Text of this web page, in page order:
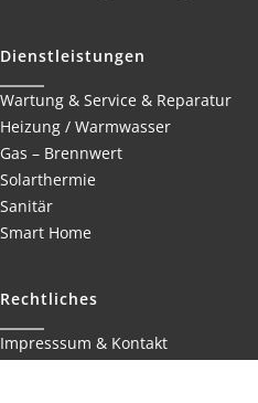
Dienstleistungen
Wartung & Service & Reparatur
Heizung / Warmwasser
Gas – Brennwert
Solarthermie
Sanitär
Smart Home
Rechtliches
Impresssum & Kontakt